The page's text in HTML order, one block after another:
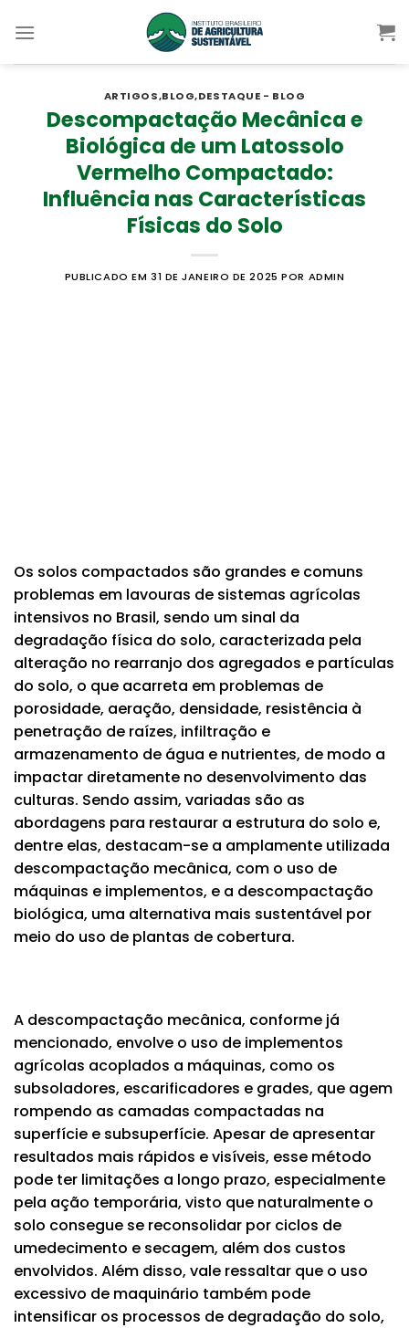
ARTIGOS,BLOG,DESTAQUE - BLOG
Descompactação Mecânica e
Biológica de um Latossolo
Vermelho Compactado:
Influência nas Características
Físicas do Solo
PUBLICADO EM 31 DE JANEIRO DE 2025 POR ADMIN
Os solos compactados são grandes e comuns
problemas em lavouras de sistemas agrícolas
intensivos no Brasil, sendo um sinal da
degradação física do solo, caracterizada pela
alteração no rearranjo dos agregados e partículas
do solo, o que acarreta em problemas de
porosidade, aeração, densidade, resistência à
penetração de raízes, infiltração e
armazenamento de água e nutrientes, de modo a
impactar diretamente no desenvolvimento das
culturas. Sendo assim, variadas são as
abordagens para restaurar a estrutura do solo e,
dentre elas, destacam-se a amplamente utilizada
descompactação mecânica, com o uso de
máquinas e implementos, e a descompactação
biológica, uma alternativa mais sustentável por
meio do uso de plantas de cobertura.
A descompactação mecânica, conforme já
mencionado, envolve o uso de implementos
agrícolas acoplados a máquinas, como os
subsoladores, escarificadores e grades, que agem
rompendo as camadas compactadas na
superfície e subsuperfície. Apesar de apresentar
resultados mais rápidos e visíveis, esse método
pode ter limitações a longo prazo, especialmente
pela ação temporária, visto que naturalmente o
solo consegue se reconsolidar por ciclos de
umedecimento e secagem, além dos custos
envolvidos. Além disso, vale ressaltar que o uso
excessivo de maquinário também pode
intensificar os processos de degradação do solo,